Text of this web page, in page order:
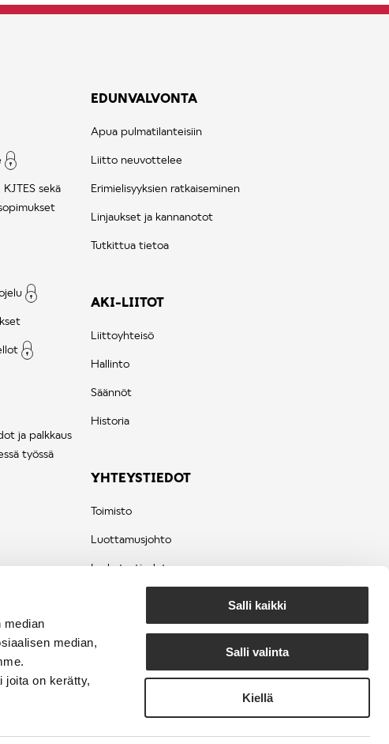
median
median,
joita on kerätty,
Salli kaikki
Salli valinta
Kiellä
sekä
ja palkkaus
työssä
EDUNVALVONTA
Apua pulmatilanteisiin
Liitto neuvottelee
Erimielisyyksien ratkaiseminen
Linjaukset ja kannanotot
Tutkittua tietoa
AKI-LIITOT
Liittoyhteisö
Hallinto
Säännöt
Historia
YHTEYSTIEDOT
Toimisto
Luottamusjohto
Laskutustiedot